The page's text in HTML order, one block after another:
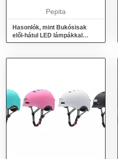
Pepita
Hasonlók, mint Bukósisak
elől-hátul LED lámpákkal
FEKETE L